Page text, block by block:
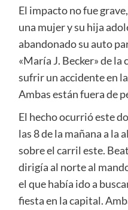
El impacto no fue
una mujer y su hija
abandonado su auto
«María J. Becker» de la
sufrir un accidente en
Ambas están fuera de
El hecho ocurrió este
las 8 de la mañana a la
sobre el carril este.
dirigía al norte al
el que había ido a
fiesta en la capital.